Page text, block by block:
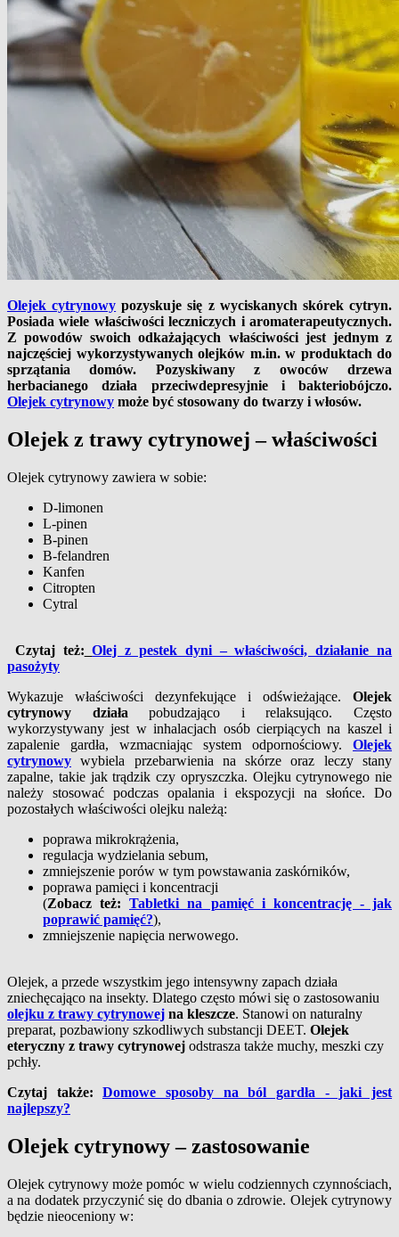
Olejek cytrynowy pozyskuje się z wyciskanych skórek cytryn.
Posiada wiele właściwości leczniczych i aromaterapeutycznych.
Z powodów swoich odkażających właściwości jest jednym z
najczęściej wykorzystywanych olejków m.in. w produktach do
sprzątania domów. Pozyskiwany z owoców drzewa
herbacianego działa przeciwdepresyjnie i bakteriobójczo.
Olejek cytrynowy może być stosowany do twarzy i włosów.
Olejek z trawy cytrynowej – właściwości
Olejek cytrynowy zawiera w sobie:
D-limonen
L-pinen
B-pinen
B-felandren
Kanfen
Citropten
Cytral
Czytaj też: Olej z pestek dyni – właściwości, działanie na
pasożyty
Wykazuje właściwości dezynfekujące i odświeżające. Olejek
cytrynowy działa pobudzająco i relaksująco. Często
wykorzystywany jest w inhalacjach osób cierpiących na kaszel i
zapalenie gardła, wzmacniając system odpornościowy. Olejek
cytrynowy
wybiela przebarwienia na skórze oraz leczy stany
zapalne, takie jak trądzik czy opryszczka. Olejku cytrynowego nie
należy stosować podczas opalania i ekspozycji na słońce. Do
pozostałych właściwości olejku należą:
poprawa mikrokrążenia,
regulacja wydzielania sebum,
zmniejszenie porów w tym powstawania zaskórników,
poprawa pamięci i koncentracji
(Zobacz też:Tabletki na pamięć i koncentrację - jak
poprawić pamięć?),
zmniejszenie napięcia nerwowego.
Olejek, a przede wszystkim jego intensywny zapach działa
zniechęcająco na insekty. Dlatego często mówi się o zastosowaniu
olejku z trawy cytrynowej na kleszcze. Stanowi on naturalny
preparat, pozbawiony szkodliwych substancji DEET. Olejek
eteryczny z trawy cytrynowej odstrasza także muchy, meszki czy
pchły.
Czytaj także:Domowe sposoby na ból gardła - jaki jest
najlepszy?
Olejek cytrynowy – zastosowanie
Olejek cytrynowy może pomóc w wielu codziennych czynnościach,
a na dodatek przyczynić się do dbania o zdrowie. Olejek cytrynowy
będzie nieoceniony w: